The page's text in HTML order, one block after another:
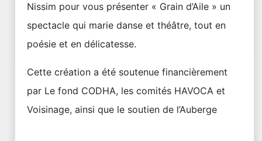
Nissim pour vous présenter « Grain d’Aile » un
spectacle qui marie danse et théâtre, tout en
poésie et en délicatesse.
Cette création a été soutenue financièrement
par Le fond CODHA, les comités HAVOCA et
Voisinage, ainsi que le soutien de l’Auberge